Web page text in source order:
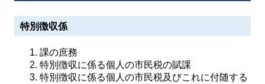
特別徴収係
課の庶務
特別徴収に係る個人の市民税の賦課
特別徴収に係る個人の市民税及びこれに付随する